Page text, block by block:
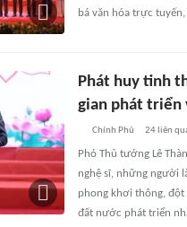
bá văn hóa trực
Phát huy tinh
gian phát triển
Chính Phủ 24 liên
Phó Thủ tướng Lê
nghệ sĩ, những người
phong khơi thông, đột
đất nước phát triển